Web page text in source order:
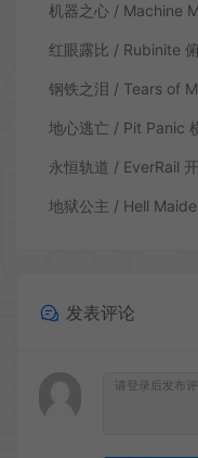
红眼露比 / Rubinite
发表评论